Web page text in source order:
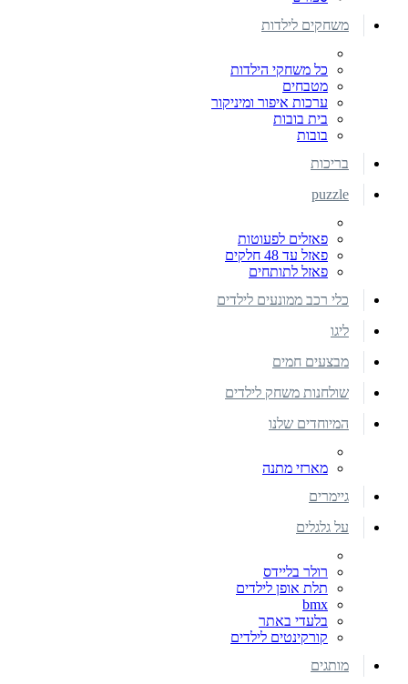
משחקים לילדות
כל משחקי הילדות
מטבחים
ערכות איפור ומיניקור
בית בובות
בובות
בריכות
puzzle
פאזלים לפעוטות
פאזל עד 48 חלקים
פאזל לתותחים
כלי רכב ממונעים לילדים
ליגו
מבצעים חמים
שולחנות משחק לילדים
המיוחדים שלנו
מארזי מתנה
גיימרים
על גלגלים
רולר בליידס
תלת אופן לילדים
bmx
בלעדי באתר
קורקינטים לילדים
מותגים